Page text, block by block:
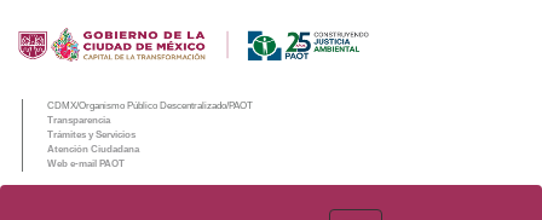
CDMX/Organismo Público Descentralizado/PAOT
Transparencia
Trámites y Servicios
Atención Ciudadana
Web e-mail PAOT